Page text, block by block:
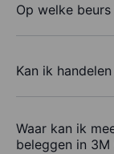
Op welke
Kan ik
Waar kan ik
beleggen in 3M